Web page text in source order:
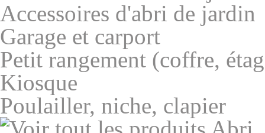
Accessoires d'abri de jardin
Garage et carport
Petit rangement (coffre,
Kiosque
Poulailler, niche, clapier